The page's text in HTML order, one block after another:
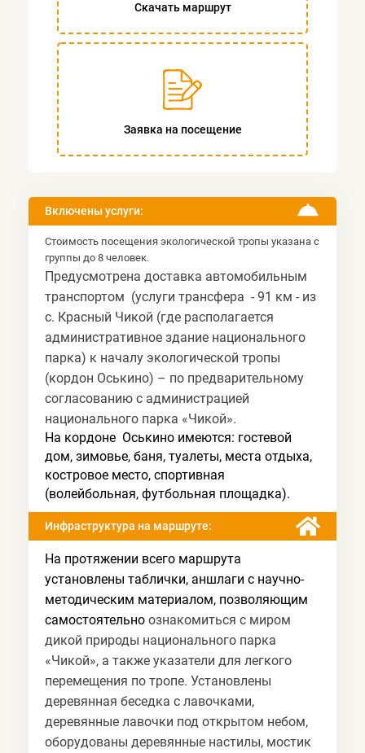
Скачать маршрут
Заявка на посещение
Включены услуги:
Стоимость посещения экологической тропы указана с
группы до 8 человек.
Предусмотрена доставка автомобильным
транспортом (услуги трансфера - 91 км - из
с. Красный Чикой (где располагается
административное здание национального
парка) к началу экологической тропы
(кордон Оськино) – по предварительному
согласованию с администрацией
национального парка «Чикой».
На кордоне Оськино имеются: гостевой
дом, зимовье, баня, туалеты, места отдыха,
костровое место, спортивная
(волейбольная, футбольная площадка).
Инфраструктура на маршруте:
На протяжении всего маршрута
установлены таблички, аншлаги с научно-
методическим материалом, позволяющим
самостоятельно ознакомиться с миром
дикой природы национального парка
«Чикой», а также указатели для легкого
перемещения по тропе. Установлены
деревянная беседка с лавочками,
деревянные лавочки под открытом небом,
оборудованы деревянные настилы, мостик